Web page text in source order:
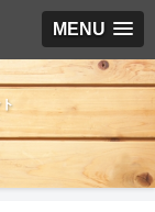
MENU